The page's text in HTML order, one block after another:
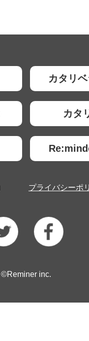
カタリ
カタ
プライバシーポ
©Reminer inc.